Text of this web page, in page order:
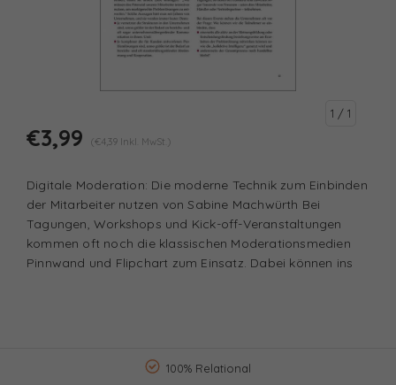
1 / 1
€3,99 (€4,39 Inkl. MwSt.)
Digitale Moderation: Die moderne Technik zum Einbinden
der Mitarbeiter nutzen von Sabine Machwürth Bei
Tagungen, Workshops und Kick-off-Veranstaltungen
kommen oft noch die klassischen Moderationsmedien
Pinnwand und Flipchart zum Einsatz. Dabei können ins
100% Relational